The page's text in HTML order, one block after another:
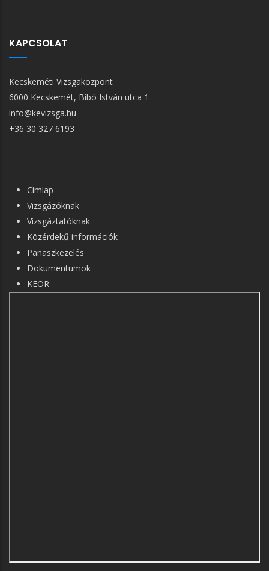
KAPCSOLAT
Kecskeméti Vizsgaközpont
6000 Kecskemét, Bibó István utca 1.
info@kevizsga.hu
+36 30 327 6193
FŐ
NAVIGÁCIÓ
Címlap
Vizsgázóknak
Vizsgáztatóknak
Közérdekű információk
Panaszkezelés
Dokumentumok
KEOR